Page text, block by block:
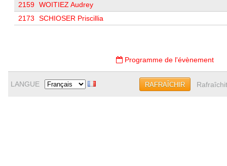
2159 WOITIEZ Audrey
2173
SCHIOSER Priscillia
Programme de l'évènement
LANGUE RAFRAÎCHIR